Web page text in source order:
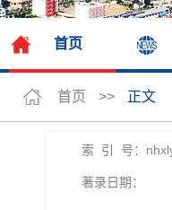
首页
首页 >> 正文
索 引 号：
著录日期：